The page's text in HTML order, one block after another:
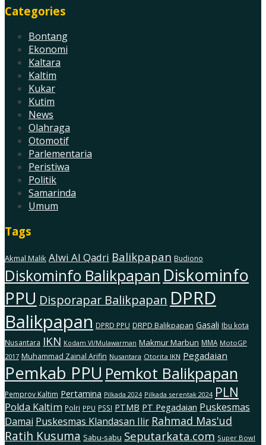
Categories
Bontang
Ekonomi
Kaltara
Kaltim
Kukar
Kutim
News
Olahraga
Otomotif
Parlementaria
Peristiwa
Politik
Samarinda
Umum
Tags
Akmal Malik Alwi Al Qadri Balikpapan Budiono
Diskominfo Balikpapan Diskominfo
PPU Disporapar Balikpapan DPRD
Balikpapan DPRD PPU DRPD Balikpapan Gasali Ibu kota
Nusantara IKN Kodam Vl/Mulawarman Makmur Marbun MMA MotoGP
2017 Muhammad Zainal Arifin Nusantara Otorita IKN Pegadaian
Pemkab PPU Pemkot Balikpapan
Pemprov Kaltim Pertamina Pilkada 2024 Pilkada serentak 2024 PLN
Polda Kaltim Polri PPU PSSI PTMB PT Pegadaian Puskesmas
Damai Puskesmas Klandasan Ilir Rahmad Mas'ud
Ratih Kusuma Sabu-sabu Seputarkata.com Super Bowl